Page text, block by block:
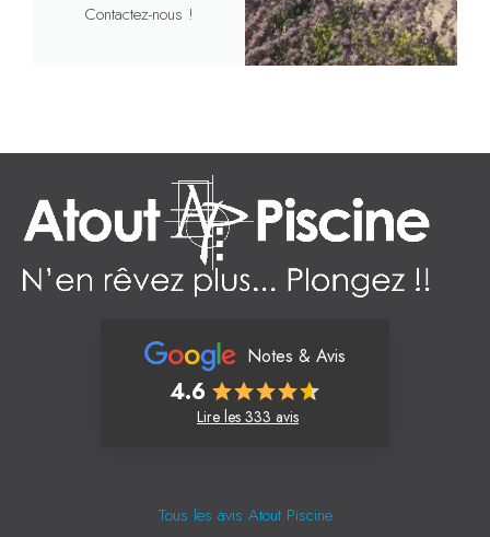
Contactez-nous !
Notes & Avis
4.6
Lire les 333 avis
Tous les avis Atout Piscine